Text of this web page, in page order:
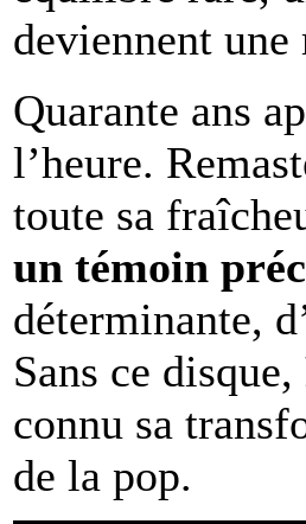
deviennent
Quarante ans
l’heure.
toute sa
un témoin
déterminante,
Sans ce disque,
connu sa
de la pop.